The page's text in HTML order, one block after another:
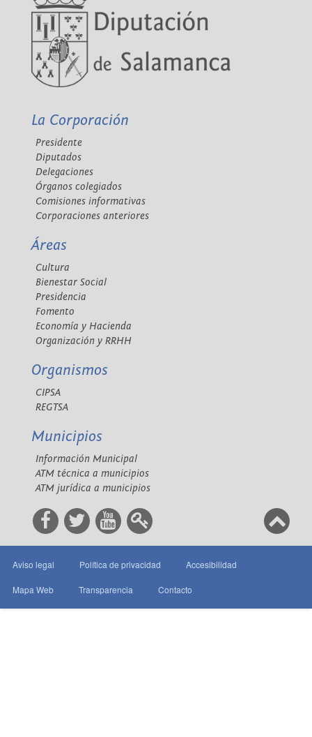
La Corporación
Presidente
Diputados
Delegaciones
Órganos colegiados
Comisiones informativas
Corporaciones anteriores
Áreas
Cultura
Bienestar Social
Presidencia
Fomento
Economía y Hacienda
Organización y RRHH
Organismos
CIPSA
REGTSA
Municipios
Información Municipal
ATM técnica a municipios
ATM jurídica a municipios
Aviso legal Política de privacidad Accesibilidad
Mapa Web Transparencia Contacto